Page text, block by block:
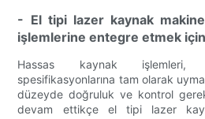
- El tipi lazer kaynak
işlemlerine entegre etmek
Hassas kaynak işlemleri,
spesifikasyonlarına tam olarak
düzeyde doğruluk ve kontrol
devam ettikçe el tipi lazer